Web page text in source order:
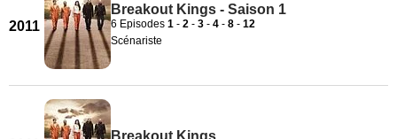
2011
Breakout Kings - Saison 1
6 Episodes 1 - 2 - 3 - 4 - 8 - 12
Scénariste
Breakout Kings